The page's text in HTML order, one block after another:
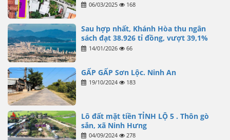
06/03/2025 168
Sau hợp nhất, Khánh Hòa thu ngân
sách đạt 38.926 tỉ đồng, vượt 39,1%
14/01/2026 66
GẤP GẤP Sơn Lộc. Ninh An
19/10/2024 183
Lô đất mặt tiền TỈNH LỘ 5 . Thôn gò
sắn, xã Ninh Hưng
04/09/2024 278